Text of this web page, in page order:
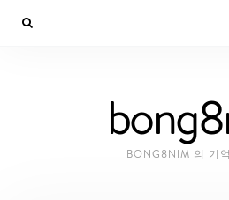
BONG8NIM 의 기